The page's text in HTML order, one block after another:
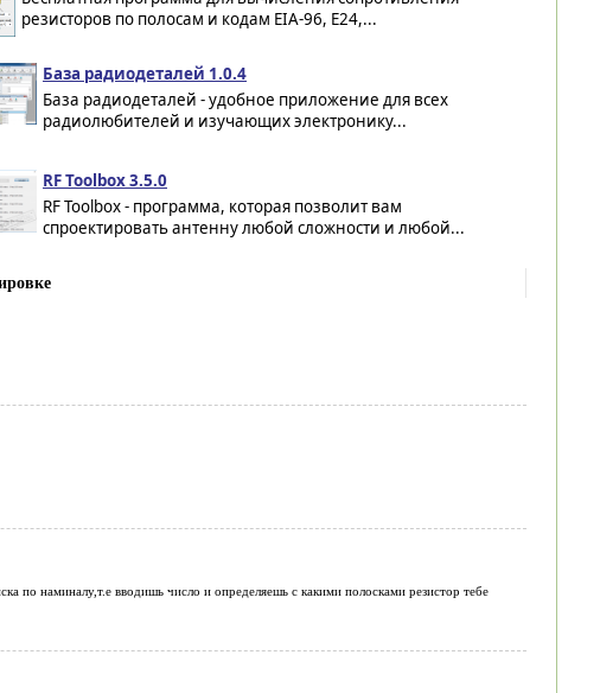
резисторов по полосам и кодам EIA-96, E24,...
База радиодеталей 1.0.4
База радиодеталей - удобное приложение для всех
радиолюбителей и изучающих электронику...
RF Toolbox 3.5.0
RF Toolbox - программа, которая позволит вам
спроектировать антенну любой сложности и любой...
по наминалу,т.е вводишь число и определяешь с какими полосками резистор тебе